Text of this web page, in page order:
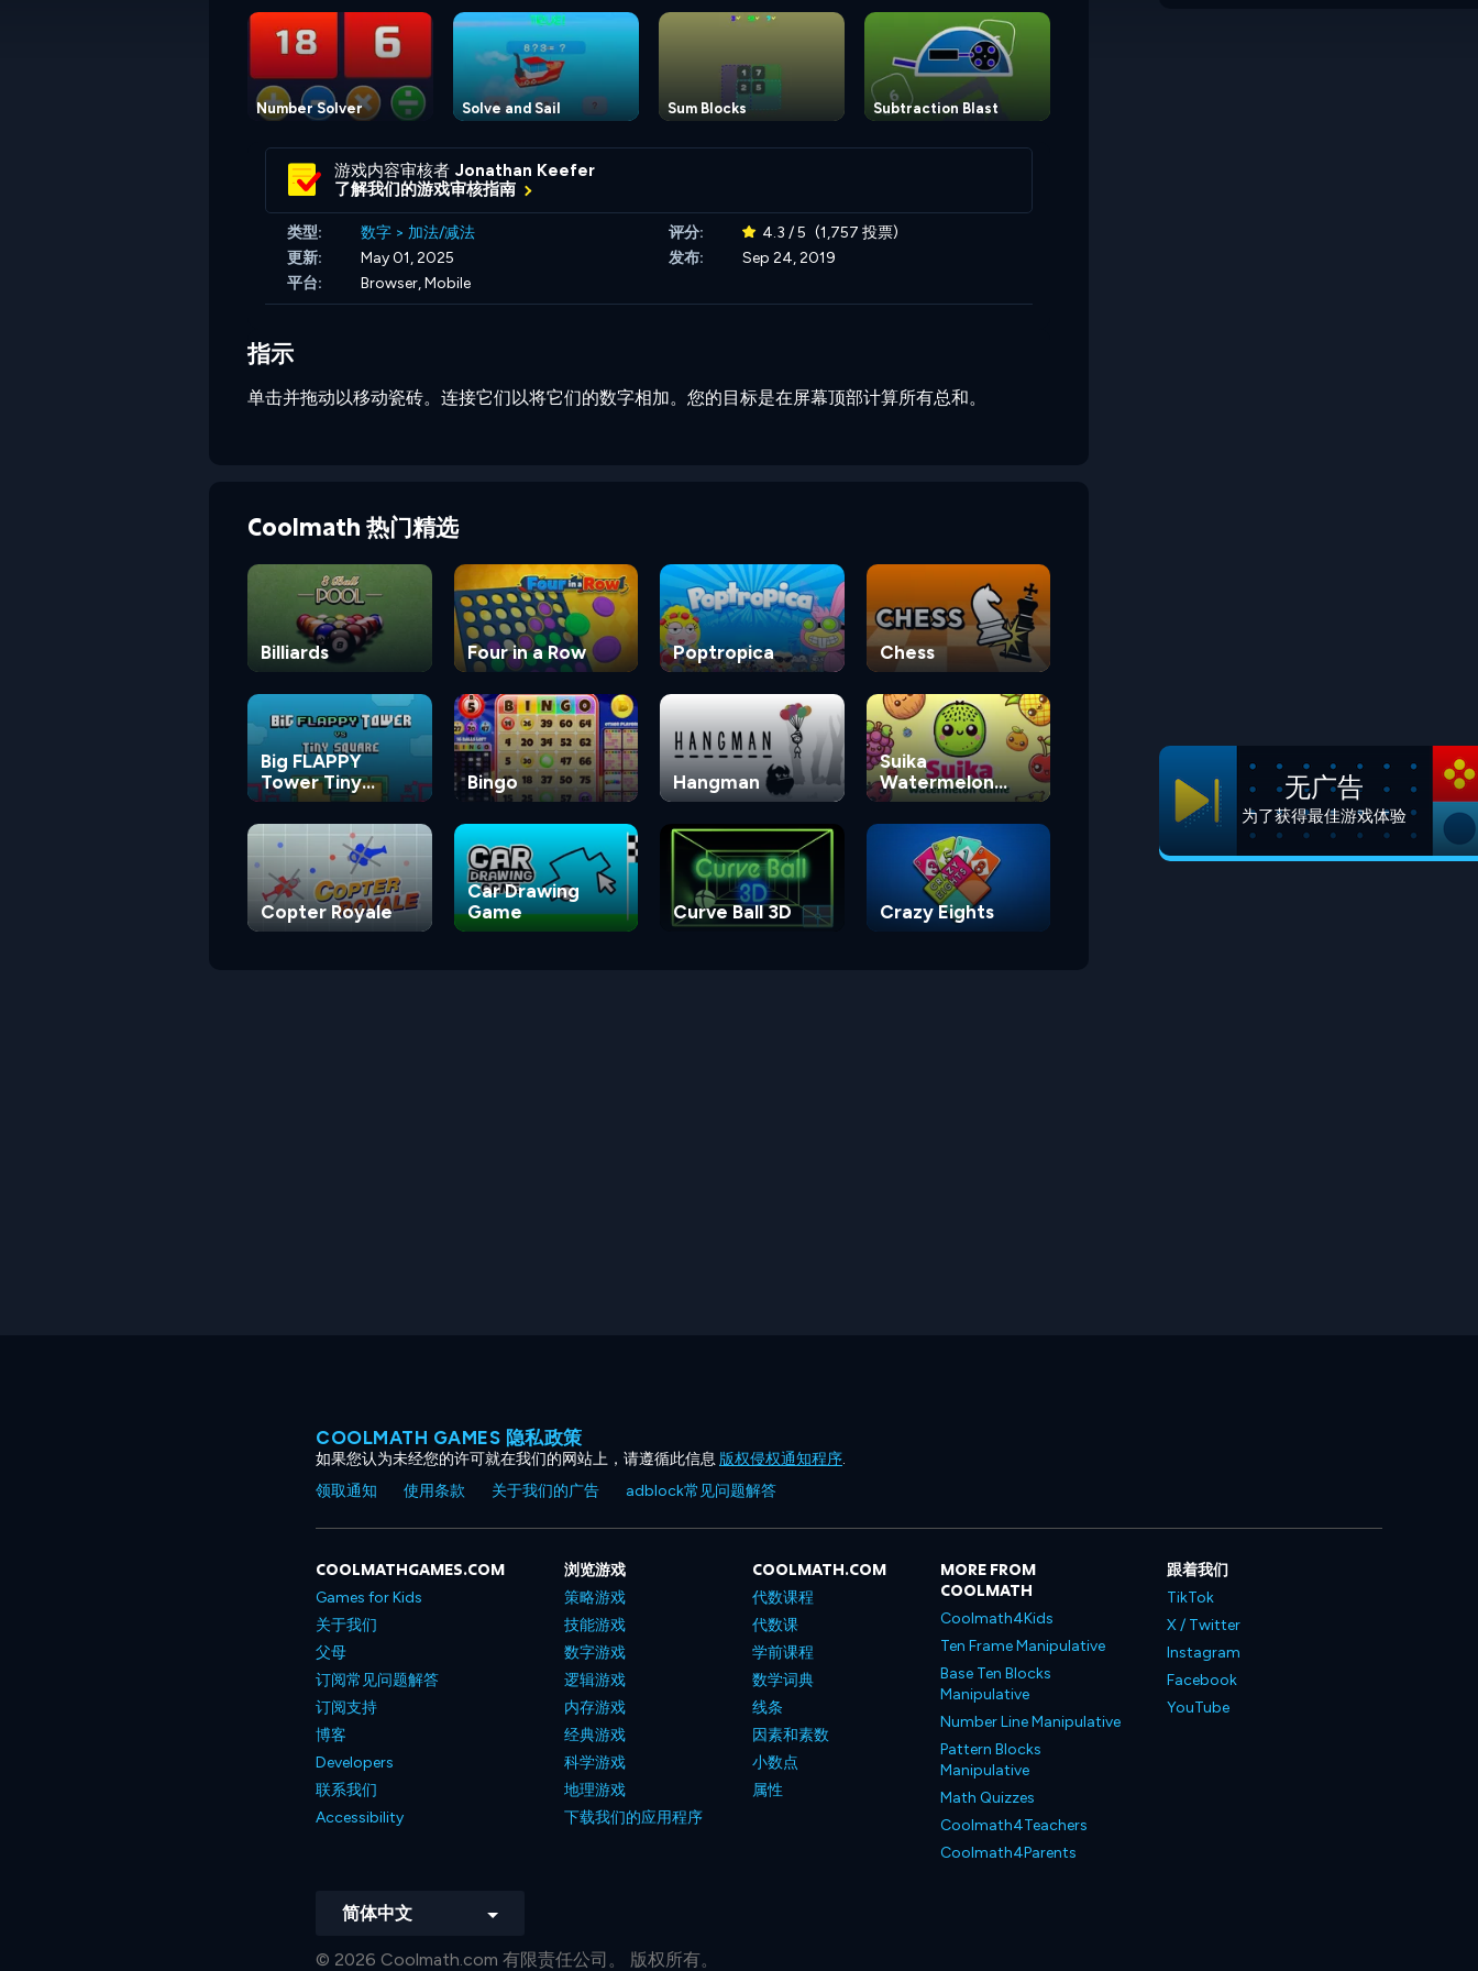
Number Solver Solve and Sail Sum Blocks Subtraction Blast
游戏内容审核者 Jonathan Keefer
了解我们的游戏审核指南
类型: 数字 > 加法/减法 评分: 4.3 / 5 (1,757 投票)
更新:
May 01, 2025 发布:
Sep 24, 2019
平台:
Browser, Mobile
指示
单击并拖动以移动瓷砖。连接它们以将它们的数字相加。您的目标是在屏幕顶部计算所有总和。
Coolmath 热门精选
Billiards Four in a Row Poptropica Chess
Big FLAPPY
Tower Tiny
Square
Bingo Hangman
Suika
Watermelon
Game
Copter Royale
Car Drawing
Game
Curve Ball 3D Crazy Eights
无广告
为了获得最佳游戏体验
COOLMATH GAMES 隐私政策
如果您认为未经您的许可就在我们的网站上，请遵循此信息 版权侵权通知程序.
领取通知
使用条款 关于我们的广告 adblock常见问题解答
COOLMATHGAMES.COM
Games for Kids
关于我们
父母
订阅常见问题解答
订阅支持
博客
Developers
联系我们
Accessibility
浏览游戏
策略游戏
技能游戏
数字游戏
逻辑游戏
内存游戏
经典游戏
科学游戏
地理游戏
下载我们的应用程序
COOLMATH.COM
代数课程
代数课
学前课程
数学词典
线条
因素和素数
小数点
属性
MORE FROM
COOLMATH
Coolmath4Kids
Ten Frame Manipulative
Base Ten Blocks
Manipulative
Number Line Manipulative
Pattern Blocks
Manipulative
Math Quizzes
Coolmath4Teachers
Coolmath4Parents
跟着我们
TikTok
X / Twitter
Instagram
Facebook
YouTube
简体中文
© 2026 Coolmath.com 有限责任公司。 版权所有。